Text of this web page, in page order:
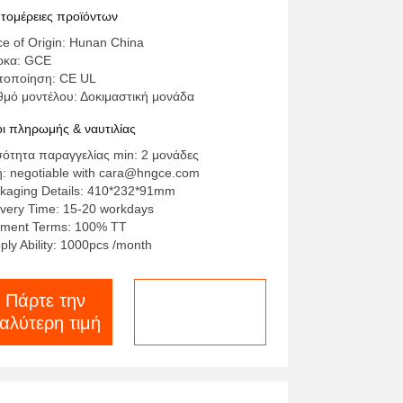
λιθίου
προϊόντων
of Origin: Hunan China
GCE
CE UL
μοντέλου: Δοκιμαστική μονάδα
πληρωμής & ναυτιλίας
παραγγελίας min: 2 μονάδες
negotiable with cara@hngce.com
Details: 410*232*91mm
Time: 15-20 workdays
Terms: 100% TT
Ability: 1000pcs /month
Πάρτε την
τιμή